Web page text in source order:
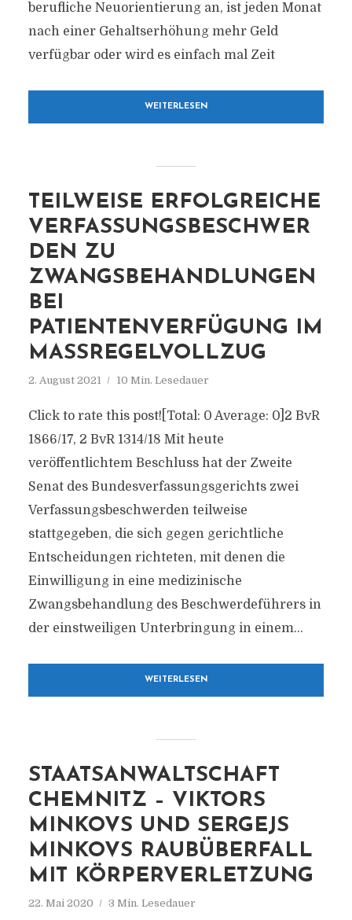
berufliche Neuorientierung an, ist jeden Monat
nach einer Gehaltserhöhung mehr Geld
verfügbar oder wird es einfach mal Zeit
WEITERLESEN
TEILWEISE ERFOLGREICHE
VERFASSUNGSBESCHWER
DEN ZU
ZWANGSBEHANDLUNGEN
BEI
PATIENTENVERFÜGUNG IM
MASSREGELVOLLZUG
2. August 2021 10 Min. Lesedauer
Click to rate this post![Total: 0 Average: 0]2 BvR
1866/17, 2 BvR 1314/18 Mit heute
veröffentlichtem Beschluss hat der Zweite
Senat des Bundesverfassungsgerichts zwei
Verfassungsbeschwerden teilweise
stattgegeben, die sich gegen gerichtliche
Entscheidungen richteten, mit denen die
Einwilligung in eine medizinische
Zwangsbehandlung des Beschwerdeführers in
der einstweiligen Unterbringung in einem...
WEITERLESEN
STAATSANWALTSCHAFT
CHEMNITZ – VIKTORS
MINKOVS UND SERGEJS
MINKOVS RAUBÜBERFALL
MIT KÖRPERVERLETZUNG
22. Mai 2020 3 Min. Lesedauer